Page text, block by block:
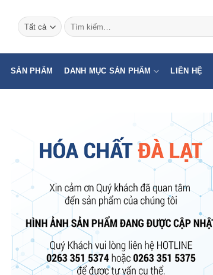
Tìm
kiếm:
SẢN PHẨM DANH MỤC SẢN PHẨM LIÊN HỆ